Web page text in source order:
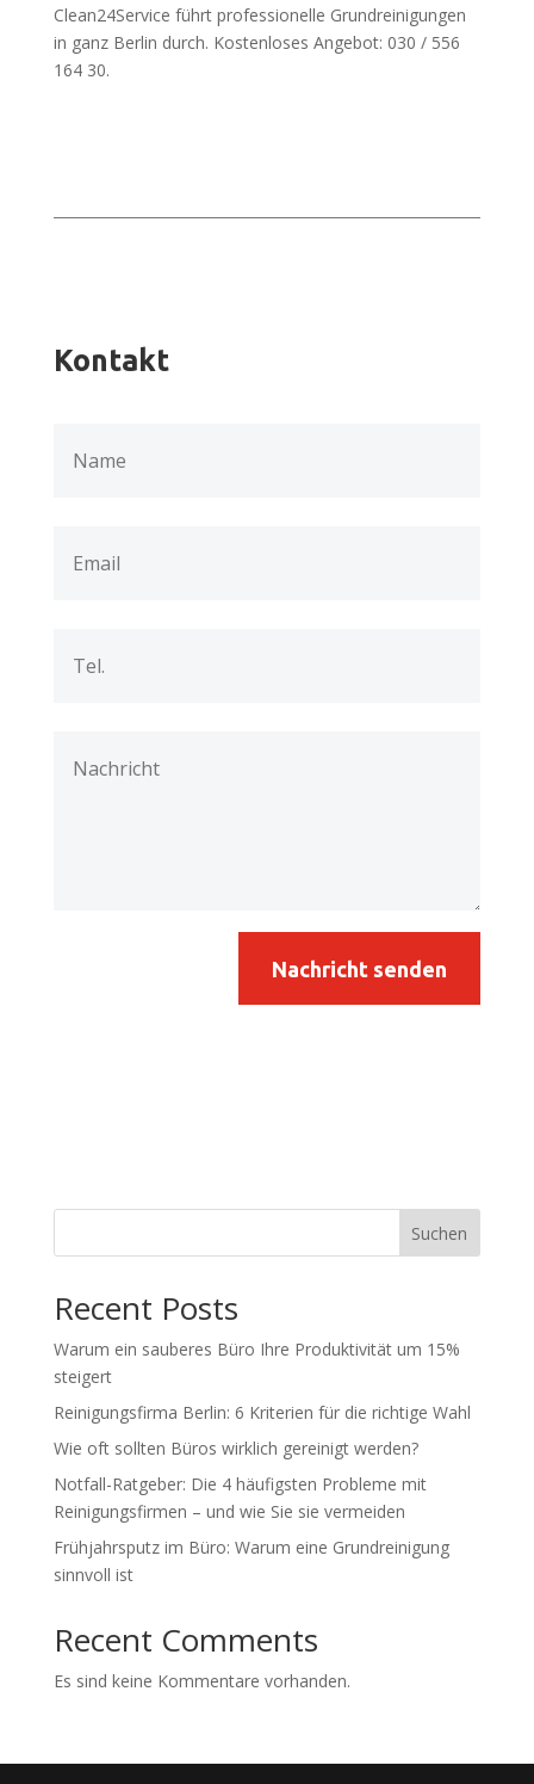
Clean24Service führt professionelle Grundreinigungen
in ganz Berlin durch. Kostenloses Angebot: 030 / 556
164 30.
Kontakt
Nachricht senden
Suchen
Recent Posts
Warum ein sauberes Büro Ihre Produktivität um 15%
steigert
Reinigungsfirma Berlin: 6 Kriterien für die richtige Wahl
Wie oft sollten Büros wirklich gereinigt werden?
Notfall-Ratgeber: Die 4 häufigsten Probleme mit
Reinigungsfirmen – und wie Sie sie vermeiden
Frühjahrsputz im Büro: Warum eine Grundreinigung
sinnvoll ist
Recent Comments
Es sind keine Kommentare vorhanden.